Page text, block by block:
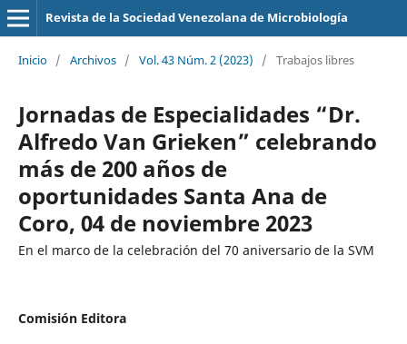
Revista de la Sociedad Venezolana de Microbiología
Inicio / Archivos / Vol. 43 Núm. 2 (2023) / Trabajos libres
Jornadas de Especialidades “Dr.
Alfredo Van Grieken” celebrando
más de 200 años de
oportunidades Santa Ana de
Coro, 04 de noviembre 2023
En el marco de la celebración del 70 aniversario de la SVM
Comisión Editora